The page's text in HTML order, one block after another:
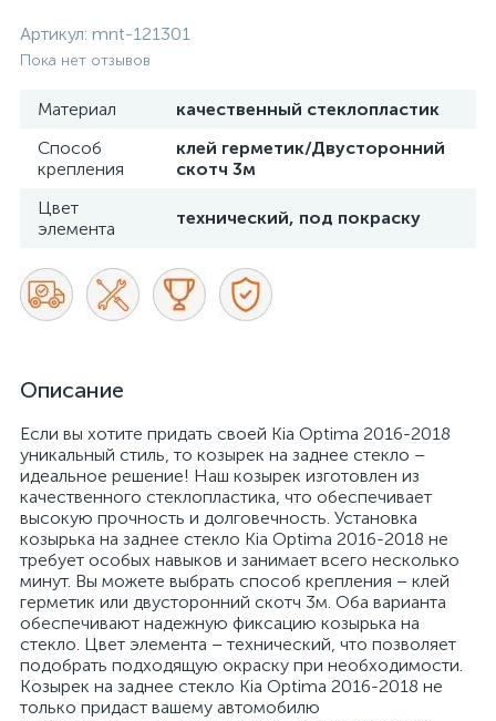
Артикул: mnt-121301
Пока нет отзывов
Материал
качественный стеклопластик
Способ
крепления
клей герметик/Двусторонний
скотч 3м
Цвет
элемента
технический, под покраску
Описание
Если вы хотите придать своей Kia Optima 2016-2018
уникальный стиль, то козырек на заднее стекло –
идеальное решение! Наш козырек изготовлен из
качественного стеклопластика, что обеспечивает
высокую прочность и долговечность. Установка
козырька на заднее стекло Kia Optima 2016-2018 не
требует особых навыков и занимает всего несколько
минут. Вы можете выбрать способ крепления – клей
герметик или двусторонний скотч 3м. Оба варианта
обеспечивают надежную фиксацию козырька на
стекло. Цвет элемента – технический, что позволяет
подобрать подходящую окраску при необходимости.
Козырек на заднее стекло Kia Optima 2016-2018 не
только придаст вашему автомобилю